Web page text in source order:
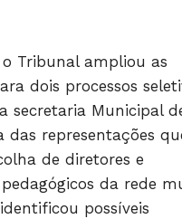
Tribunal ampliou as
dois processos
secretaria Municipal
das representações
de diretores e
da rede
possíveis